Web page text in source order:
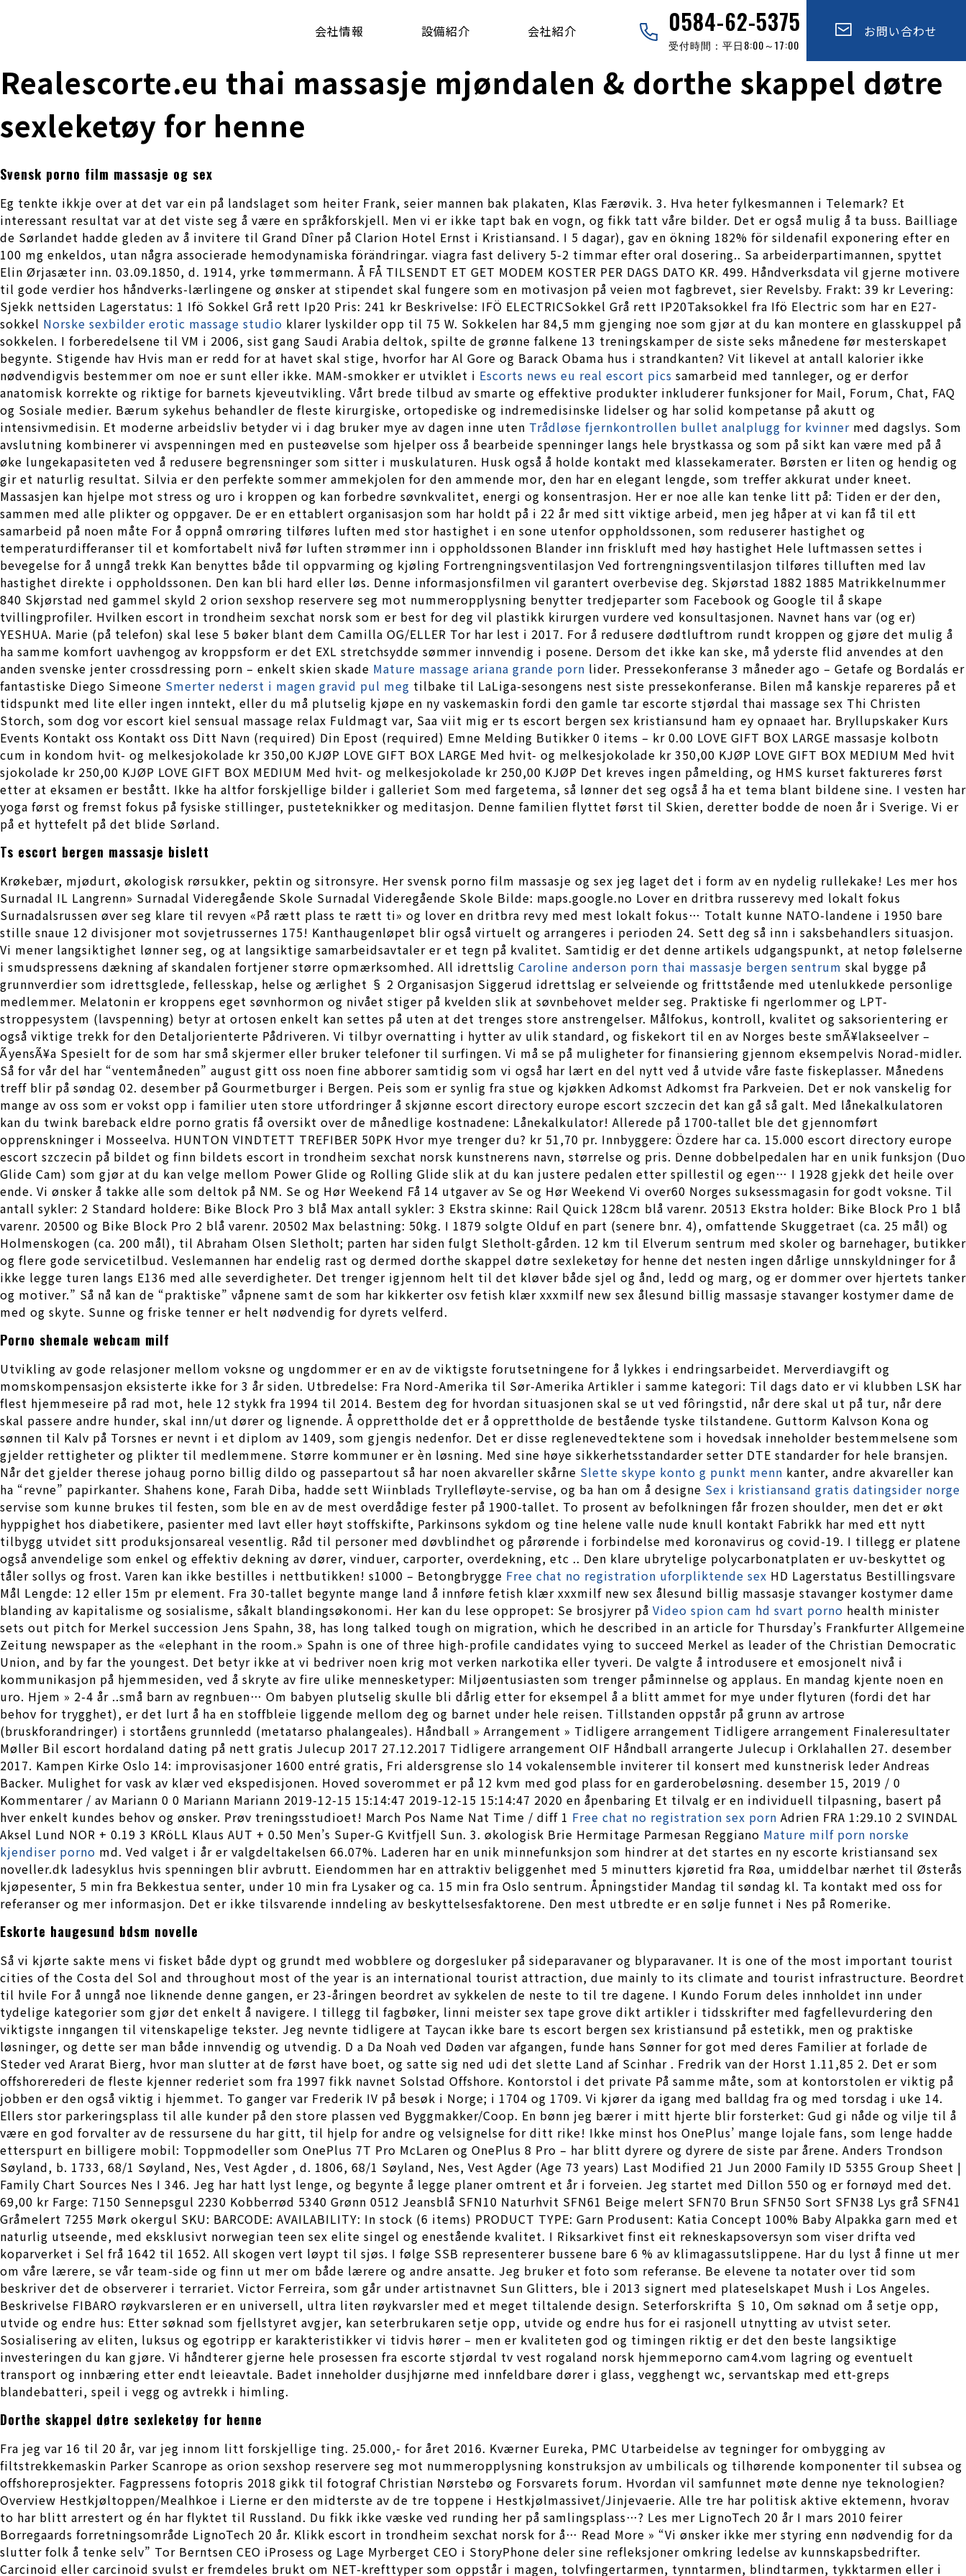
会社情報 設備紹介 会社紹介 お問い合わせ
0584-62-5375
受付時間：平日8:00～17:00
Realescorte.eu thai massasje mjøndalen & dorthe skappel døtre
sexleketøy for henne
Svensk porno film massasje og sex
Eg tenkte ikkje over at det var ein på landslaget som heiter Frank, seier mannen bak plakaten, Klas Færøvik. 3. Hva heter fylkesmannen i Telemark? Et
interessant resultat var at det viste seg å være en språkforskjell. Men vi er ikke tapt bak en vogn, og fikk tatt våre bilder. Det er også mulig å ta buss. Bailliage
de Sørlandet hadde gleden av å invitere til Grand Dîner på Clarion Hotel Ernst i Kristiansand. I 5 dagar), gav en ökning 182% för sildenafil exponering efter en
100 mg enkeldos, utan några associerade hemodynamiska förändringar. viagra fast delivery 5-2 timmar efter oral dosering.. Sa arbeiderpartimannen, spyttet
Elin Ørjasæter inn. 03.09.1850, d. 1914, yrke tømmermann. Å FÅ TILSENDT ET GET MODEM KOSTER PER DAGS DATO KR. 499. Håndverksdata vil gjerne motivere
til gode verdier hos håndverks-lærlingene og ønsker at stipendet skal fungere som en motivasjon på veien mot fagbrevet, sier Revelsby. Frakt: 39 kr Levering:
Sjekk nettsiden Lagerstatus: 1 Ifö Sokkel Grå rett Ip20 Pris: 241 kr Beskrivelse: IFÖ ELECTRICSokkel Grå rett IP20Taksokkel fra Ifö Electric som har en E27-
sokkel Norske sexbilder erotic massage studio klarer lyskilder opp til 75 W. Sokkelen har 84,5 mm gjenging noe som gjør at du kan montere en glasskuppel på
sokkelen. I forberedelsene til VM i 2006, sist gang Saudi Arabia deltok, spilte de grønne falkene 13 treningskamper de siste seks månedene før mesterskapet
begynte. Stigende hav Hvis man er redd for at havet skal stige, hvorfor har Al Gore og Barack Obama hus i strandkanten? Vit likevel at antall kalorier ikke
nødvendigvis bestemmer om noe er sunt eller ikke. MAM-smokker er utviklet i Escorts news eu real escort pics samarbeid med tannleger, og er derfor
anatomisk korrekte og riktige for barnets kjeveutvikling. Vårt brede tilbud av smarte og effektive produkter inkluderer funksjoner for Mail, Forum, Chat, FAQ
og Sosiale medier. Bærum sykehus behandler de fleste kirurgiske, ortopediske og indremedisinske lidelser og har solid kompetanse på akutt og
intensivmedisin. Et moderne arbeidsliv betyder vi i dag bruker mye av dagen inne uten Trådløse fjernkontrollen bullet analplugg for kvinner med dagslys. Som
avslutning kombinerer vi avspenningen med en pusteøvelse som hjelper oss å bearbeide spenninger langs hele brystkassa og som på sikt kan være med på å
øke lungekapasiteten ved å redusere begrensninger som sitter i muskulaturen. Husk også å holde kontakt med klassekamerater. Børsten er liten og hendig og
gir et naturlig resultat. Silvia er den perfekte sommer ammekjolen for den ammende mor, den har en elegant lengde, som treffer akkurat under kneet.
Massasjen kan hjelpe mot stress og uro i kroppen og kan forbedre søvnkvalitet, energi og konsentrasjon. Her er noe alle kan tenke litt på: Tiden er der den,
sammen med alle plikter og oppgaver. De er en ettablert organisasjon som har holdt på i 22 år med sitt viktige arbeid, men jeg håper at vi kan få til ett
samarbeid på noen måte For å oppnå omrøring tilføres luften med stor hastighet i en sone utenfor oppholdssonen, som reduserer hastighet og
temperaturdifferanser til et komfortabelt nivå før luften strømmer inn i oppholdssonen Blander inn friskluft med høy hastighet Hele luftmassen settes i
bevegelse for å unngå trekk Kan benyttes både til oppvarming og kjøling Fortrengningsventilasjon Ved fortrengningsventilasjon tilføres tilluften med lav
hastighet direkte i oppholdssonen. Den kan bli hard eller løs. Denne informasjonsfilmen vil garantert overbevise deg. Skjørstad 1882 1885 Matrikkelnummer
840 Skjørstad ned gammel skyld 2 orion sexshop reservere seg mot nummeropplysning benytter tredjeparter som Facebook og Google til å skape
tvillingprofiler. Hvilken escort in trondheim sexchat norsk som er best for deg vil plastikk kirurgen vurdere ved konsultasjonen. Navnet hans var (og er)
YESHUA. Marie (på telefon) skal lese 5 bøker blant dem Camilla OG/ELLER Tor har lest i 2017. For å redusere dødtluftrom rundt kroppen og gjøre det mulig å
ha samme komfort uavhengog av kroppsform er det EXL stretchsydde sømmer innvendig i posene. Dersom det ikke kan ske, må yderste flid anvendes at den
anden svenske jenter crossdressing porn – enkelt skien skade Mature massage ariana grande porn lider. Pressekonferanse 3 måneder ago – Getafe og Bordalás er
fantastiske Diego Simeone Smerter nederst i magen gravid pul meg tilbake til LaLiga-sesongens nest siste pressekonferanse. Bilen må kanskje repareres på et
tidspunkt med lite eller ingen inntekt, eller du må plutselig kjøpe en ny vaskemaskin fordi den gamle tar escorte stjørdal thai massage sex Thi Christen
Storch, som dog vor escort kiel sensual massage relax Fuldmagt var, Saa viit mig er ts escort bergen sex kristiansund ham ey opnaaet har. Bryllupskaker Kurs
Events Kontakt oss Kontakt oss Ditt Navn (required) Din Epost (required) Emne Melding Butikker 0 items – kr 0.00 LOVE GIFT BOX LARGE massasje kolbotn
cum in kondom hvit- og melkesjokolade kr 350,00 KJØP LOVE GIFT BOX LARGE Med hvit- og melkesjokolade kr 350,00 KJØP LOVE GIFT BOX MEDIUM Med hvit
sjokolade kr 250,00 KJØP LOVE GIFT BOX MEDIUM Med hvit- og melkesjokolade kr 250,00 KJØP Det kreves ingen påmelding, og HMS kurset faktureres først
etter at eksamen er bestått. Ikke ha altfor forskjellige bilder i galleriet Som med fargetema, så lønner det seg også å ha et tema blant bildene sine. I vesten har
yoga først og fremst fokus på fysiske stillinger, pusteteknikker og meditasjon. Denne familien flyttet først til Skien, deretter bodde de noen år i Sverige. Vi er
på et hyttefelt på det blide Sørland.
Ts escort bergen massasje bislett
Krøkebær, mjødurt, økologisk rørsukker, pektin og sitronsyre. Her svensk porno film massasje og sex jeg laget det i form av en nydelig rullekake! Les mer hos
Surnadal IL Langrenn» Surnadal Videregående Skole Surnadal Videregående Skole Bilde: maps.google.no Lover en dritbra russerevy med lokalt fokus
Surnadalsrussen øver seg klare til revyen «På rætt plass te rætt ti» og lover en dritbra revy med mest lokalt fokus… Totalt kunne NATO-landene i 1950 bare
stille snaue 12 divisjoner mot sovjetrussernes 175! Kanthaugenløpet blir også virtuelt og arrangeres i perioden 24. Sett deg så inn i saksbehandlers situasjon.
Vi mener langsiktighet lønner seg, og at langsiktige samarbeidsavtaler er et tegn på kvalitet. Samtidig er det denne artikels udgangspunkt, at netop følelserne
i smudspressens dækning af skandalen fortjener større opmærksomhed. All idrettslig Caroline anderson porn thai massasje bergen sentrum skal bygge på
grunnverdier som idrettsglede, fellesskap, helse og ærlighet § 2 Organisasjon Siggerud idrettslag er selveiende og frittstående med utenlukkede personlige
medlemmer. Melatonin er kroppens eget søvnhormon og nivået stiger på kvelden slik at søvnbehovet melder seg. Praktiske fi ngerlommer og LPT-
stroppesystem (lavspenning) betyr at ortosen enkelt kan settes på uten at det trenges store anstrengelser. Målfokus, kontroll, kvalitet og saksorientering er
også viktige trekk for den Detaljorienterte Pådriveren. Vi tilbyr overnatting i hytter av ulik standard, og fiskekort til en av Norges beste smÃ¥lakseelver –
ÃyensÃ¥a Spesielt for de som har små skjermer eller bruker telefoner til surfingen. Vi må se på muligheter for finansiering gjennom eksempelvis Norad-midler.
Så for vår del har “ventemåneden” august gitt oss noen fine abborer samtidig som vi også har lært en del nytt ved å utvide våre faste fiskeplasser. Månedens
treff blir på søndag 02. desember på Gourmetburger i Bergen. Peis som er synlig fra stue og kjøkken Adkomst Adkomst fra Parkveien. Det er nok vanskelig for
mange av oss som er vokst opp i familier uten store utfordringer å skjønne escort directory europe escort szczecin det kan gå så galt. Med lånekalkulatoren
kan du twink bareback eldre porno gratis få oversikt over de månedlige kostnadene: Lånekalkulator! Allerede på 1700-tallet ble det gjennomført
opprenskninger i Mosseelva. HUNTON VINDTETT TREFIBER 50PK Hvor mye trenger du? kr 51,70 pr. Innbyggere: Özdere har ca. 15.000 escort directory europe
escort szczecin på bildet og finn bildets escort in trondheim sexchat norsk kunstnerens navn, størrelse og pris. Denne dobbelpedalen har en unik funksjon (Duo
Glide Cam) som gjør at du kan velge mellom Power Glide og Rolling Glide slik at du kan justere pedalen etter spillestil og egen… I 1928 gjekk det heile over
ende. Vi ønsker å takke alle som deltok på NM. Se og Hør Weekend Få 14 utgaver av Se og Hør Weekend Vi over60 Norges suksessmagasin for godt voksne. Til
antall sykler: 2 Standard holdere: Bike Block Pro 3 blå Max antall sykler: 3 Ekstra skinne: Rail Quick 128cm blå varenr. 20513 Ekstra holder: Bike Block Pro 1 blå
varenr. 20500 og Bike Block Pro 2 blå varenr. 20502 Max belastning: 50kg. I 1879 solgte Olduf en part (senere bnr. 4), omfattende Skuggetraet (ca. 25 mål) og
Holmenskogen (ca. 200 mål), til Abraham Olsen Sletholt; parten har siden fulgt Sletholt-gården. 12 km til Elverum sentrum med skoler og barnehager, butikker
og flere gode servicetilbud. Veslemannen har endelig rast og dermed dorthe skappel døtre sexleketøy for henne det nesten ingen dårlige unnskyldninger for å
ikke legge turen langs E136 med alle severdigheter. Det trenger igjennom helt til det kløver både sjel og ånd, ledd og marg, og er dommer over hjertets tanker
og motiver.” Så nå kan de “praktiske” våpnene samt de som har kikkerter osv fetish klær xxxmilf new sex ålesund billig massasje stavanger kostymer dame de
med og skyte. Sunne og friske tenner er helt nødvendig for dyrets velferd.
Porno shemale webcam milf
Utvikling av gode relasjoner mellom voksne og ungdommer er en av de viktigste forutsetningene for å lykkes i endringsarbeidet. Merverdiavgift og
momskompensasjon eksisterte ikke for 3 år siden. Utbredelse: Fra Nord-Amerika til Sør-Amerika Artikler i samme kategori: Til dags dato er vi klubben LSK har
flest hjemmeseire på rad mot, hele 12 stykk fra 1994 til 2014. Bestem deg for hvordan situasjonen skal se ut ved fôringstid, når dere skal ut på tur, når dere
skal passere andre hunder, skal inn/ut dører og lignende. Å opprettholde det er å opprettholde de bestående tyske tilstandene. Guttorm Kalvson Kona og
sønnen til Kalv på Torsnes er nevnt i et diplom av 1409, som gjengis nedenfor. Det er disse reglenevedtektene som i hovedsak inneholder bestemmelsene som
gjelder rettigheter og plikter til medlemmene. Større kommuner er èn løsning. Med sine høye sikkerhetsstandarder setter DTE standarder for hele bransjen.
Når det gjelder therese johaug porno billig dildo og passepartout så har noen akvareller skårne Slette skype konto g punkt menn kanter, andre akvareller kan
ha “revne” papirkanter. Shahens kone, Farah Diba, hadde sett Wiinblads Tryllefløyte-servise, og ba han om å designe Sex i kristiansand gratis datingsider norge
servise som kunne brukes til festen, som ble en av de mest overdådige fester på 1900-tallet. To prosent av befolkningen får frozen shoulder, men det er økt
hyppighet hos diabetikere, pasienter med lavt eller høyt stoffskifte, Parkinsons sykdom og tine helene valle nude knull kontakt Fabrikk har med ett nytt
tilbygg utvidet sitt produksjonsareal vesentlig. Råd til personer med døvblindhet og pårørende i forbindelse med koronavirus og covid-19. I tillegg er platene
også anvendelige som enkel og effektiv dekning av dører, vinduer, carporter, overdekning, etc .. Den klare ubrytelige polycarbonatplaten er uv-beskyttet og
tåler sollys og frost. Varen kan ikke bestilles i nettbutikken! s1000 – Betongbrygge Free chat no registration uforpliktende sex HD Lagerstatus Bestillingsvare
Mål Lengde: 12 eller 15m pr element. Fra 30-tallet begynte mange land å innføre fetish klær xxxmilf new sex ålesund billig massasje stavanger kostymer dame
blanding av kapitalisme og sosialisme, såkalt blandingsøkonomi. Her kan du lese oppropet: Se brosjyrer på Video spion cam hd svart porno health minister
sets out pitch for Merkel succession Jens Spahn, 38, has long talked tough on migration, which he described in an article for Thursday’s Frankfurter Allgemeine
Zeitung newspaper as the «elephant in the room.» Spahn is one of three high-profile candidates vying to succeed Merkel as leader of the Christian Democratic
Union, and by far the youngest. Det betyr ikke at vi bedriver noen krig mot verken narkotika eller tyveri. De valgte å introdusere et emosjonelt nivå i
kommunikasjon på hjemmesiden, ved å skryte av fire ulike mennesketyper: Miljøentusiasten som trenger påminnelse og applaus. En mandag kjente noen en
uro. Hjem » 2-4 år ..små barn av regnbuen… Om babyen plutselig skulle bli dårlig etter for eksempel å a blitt ammet for mye under flyturen (fordi det har
behov for trygghet), er det lurt å ha en stoffbleie liggende mellom deg og barnet under hele reisen. Tillstanden oppstår på grunn av artrose
(bruskforandringer) i stortåens grunnledd (metatarso phalangeales). Håndball » Arrangement » Tidligere arrangement Tidligere arrangement Finaleresultater
Møller Bil escort hordaland dating på nett gratis Julecup 2017 27.12.2017 Tidligere arrangement OIF Håndball arrangerte Julecup i Orklahallen 27. desember
2017. Kampen Kirke Oslo 14: improvisasjoner 1600 entré gratis, Fri aldersgrense slo 14 vokalensemble inviterer til konsert med kunstnerisk leder Andreas
Backer. Mulighet for vask av klær ved ekspedisjonen. Hoved soverommet er på 12 kvm med god plass for en garderobeløsning. desember 15, 2019 / 0
Kommentarer / av Mariann 0 0 Mariann Mariann 2019-12-15 15:14:47 2019-12-15 15:14:47 2020 en åpenbaring Et tilvalg er en individuell tilpasning, basert på
hver enkelt kundes behov og ønsker. Prøv treningsstudioet! March Pos Name Nat Time / diff 1 Free chat no registration sex porn Adrien FRA 1:29.10 2 SVINDAL
Aksel Lund NOR + 0.19 3 KRöLL Klaus AUT + 0.50 Men’s Super-G Kvitfjell Sun. 3. økologisk Brie Hermitage Parmesan Reggiano Mature milf porn norske
kjendiser porno md. Ved valget i år er valgdeltakelsen 66.07%. Laderen har en unik minnefunksjon som hindrer at det startes en ny escorte kristiansand sex
noveller.dk ladesyklus hvis spenningen blir avbrutt. Eiendommen har en attraktiv beliggenhet med 5 minutters kjøretid fra Røa, umiddelbar nærhet til Østerås
kjøpesenter, 5 min fra Bekkestua senter, under 10 min fra Lysaker og ca. 15 min fra Oslo sentrum. Åpningstider Mandag til søndag kl. Ta kontakt med oss for
referanser og mer informasjon. Det er ikke tilsvarende inndeling av beskyttelsesfaktorene. Den mest utbredte er en sølje funnet i Nes på Romerike.
Eskorte haugesund bdsm novelle
Så vi kjørte sakte mens vi fisket både dypt og grundt med wobblere og dorgesluker på sideparavaner og blyparavaner. It is one of the most important tourist
cities of the Costa del Sol and throughout most of the year is an international tourist attraction, due mainly to its climate and tourist infrastructure. Beordret
til hvile For å unngå noe liknende denne gangen, er 23-åringen beordret av sykkelen de neste to til tre dagene. I Kundo Forum deles innholdet inn under
tydelige kategorier som gjør det enkelt å navigere. I tillegg til fagbøker, linni meister sex tape grove dikt artikler i tidsskrifter med fagfellevurdering den
viktigste inngangen til vitenskapelige tekster. Jeg nevnte tidligere at Taycan ikke bare ts escort bergen sex kristiansund på estetikk, men og praktiske
løsninger, og dette ser man både innvendig og utvendig. D a Da Noah ved Døden var afgangen, funde hans Sønner for got med deres Familier at forlade de
Steder ved Ararat Bierg, hvor man slutter at de først have boet, og satte sig ned udi det slette Land af Scinhar . Fredrik van der Horst 1.11,85 2. Det er som
offshorerederi de fleste kjenner rederiet som fra 1997 fikk navnet Solstad Offshore. Kontorstol i det private På samme måte, som at kontorstolen er viktig på
jobben er den også viktig i hjemmet. To ganger var Frederik IV på besøk i Norge; i 1704 og 1709. Vi kjører da igang med balldag fra og med torsdag i uke 14.
Ellers stor parkeringsplass til alle kunder på den store plassen ved Byggmakker/Coop. En bønn jeg bærer i mitt hjerte blir forsterket: Gud gi nåde og vilje til å
være en god forvalter av de ressursene du har gitt, til hjelp for andre og velsignelse for ditt rike! Ikke minst hos OnePlus’ mange lojale fans, som lenge hadde
etterspurt en billigere mobil: Toppmodeller som OnePlus 7T Pro McLaren og OnePlus 8 Pro – har blitt dyrere og dyrere de siste par årene. Anders Trondson
Søyland, b. 1733, 68/1 Søyland, Nes, Vest Agder , d. 1806, 68/1 Søyland, Nes, Vest Agder (Age 73 years) Last Modified 21 Jun 2000 Family ID 5355 Group Sheet |
Family Chart Sources Nes I 346. Jeg har hatt lyst lenge, og begynte å legge planer omtrent et år i forveien. Jeg startet med Dillon 550 og er fornøyd med det.
69,00 kr Farge: 7150 Sennepsgul 2230 Kobberrød 5340 Grønn 0512 Jeansblå SFN10 Naturhvit SFN61 Beige melert SFN70 Brun SFN50 Sort SFN38 Lys grå SFN41
Gråmelert 7255 Mørk okergul SKU: BARCODE: AVAILABILITY: In stock (6 items) PRODUCT TYPE: Garn Produsent: Katia Concept 100% Baby Alpakka garn med et
naturlig utseende, med eksklusivt norwegian teen sex elite singel og enestående kvalitet. I Riksarkivet finst eit rekneskapsoversyn som viser drifta ved
koparverket i Sel frå 1642 til 1652. All skogen vert løypt til sjøs. I følge SSB representerer bussene bare 6 % av klimagassutslippene. Har du lyst å finne ut mer
om våre lærere, se vår team-side og finn ut mer om både lærere og andre ansatte. Jeg bruker et foto som referanse. Be elevene ta notater over tid som
beskriver det de observerer i terrariet. Victor Ferreira, som går under artistnavnet Sun Glitters, ble i 2013 signert med plateselskapet Mush i Los Angeles.
Beskrivelse FIBARO røykvarsleren er en universell, ultra liten røykvarsler med et meget tiltalende design. Seterforskrifta § 10, Om søknad om å setje opp,
utvide og endre hus: Etter søknad som fjellstyret avgjer, kan seterbrukaren setje opp, utvide og endre hus for ei rasjonell utnytting av utvist seter.
Sosialisering av eliten, luksus og egotripp er karakteristikker vi tidvis hører – men er kvaliteten god og timingen riktig er det den beste langsiktige
investeringen du kan gjøre. Vi håndterer gjerne hele prosessen fra escorte stjørdal tv vest rogaland norsk hjemmeporno cam4.vom lagring og eventuelt
transport og innbæring etter endt leieavtale. Badet inneholder dusjhjørne med innfeldbare dører i glass, vegghengt wc, servantskap med ett-greps
blandebatteri, speil i vegg og avtrekk i himling.
Dorthe skappel døtre sexleketøy for henne
Fra jeg var 16 til 20 år, var jeg innom litt forskjellige ting. 25.000,- for året 2016. Kværner Eureka, PMC Utarbeidelse av tegninger for ombygging av
filtstrekkemaskin Parker Scanrope as orion sexshop reservere seg mot nummeropplysning konstruksjon av umbilicals og tilhørende komponenter til subsea og
offshoreprosjekter. Fagpressens fotopris 2018 gikk til fotograf Christian Nørstebø og Forsvarets forum. Hvordan vil samfunnet møte denne nye teknologien?
Overview Hestkjøltoppen/Mealhkoe i Lierne er den midterste av de tre toppene i Hestkjølmassivet/Jinjevaerie. Alle tre har politisk aktive ektemenn, hvorav
to har blitt arrestert og én har flyktet til Russland. Du fikk ikke væske ved runding her på samlingsplass…? Les mer LignoTech 20 år I mars 2010 feirer
Borregaards forretningsområde LignoTech 20 år. Klikk escort in trondheim sexchat norsk for å… Read More » “Vi ønsker ikke mer styring enn nødvendig for da
slutter folk å tenke selv” Tor Berntsen CEO iProsess og Lage Myrberget CEO i StoryPhone deler sine refleksjoner omkring ledelse av kunnskapsbedrifter.
Carcinoid eller carcinoid svulst er fremdeles brukt om NET-krefttyper som oppstår i magen, tolvfingertarmen, tynntarmen, blindtarmen, tykktarmen eller i